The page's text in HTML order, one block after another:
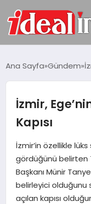
BILGISAYAR
DÜNYA
TEKNOLOJI
YAŞAM
Ana Sayfa Gündem
İzmir,
Kapısı
İzmir’in özellikle
gördüğünü belirten
Başkanı Münir
belirleyici olduğunu
açılan kapısı